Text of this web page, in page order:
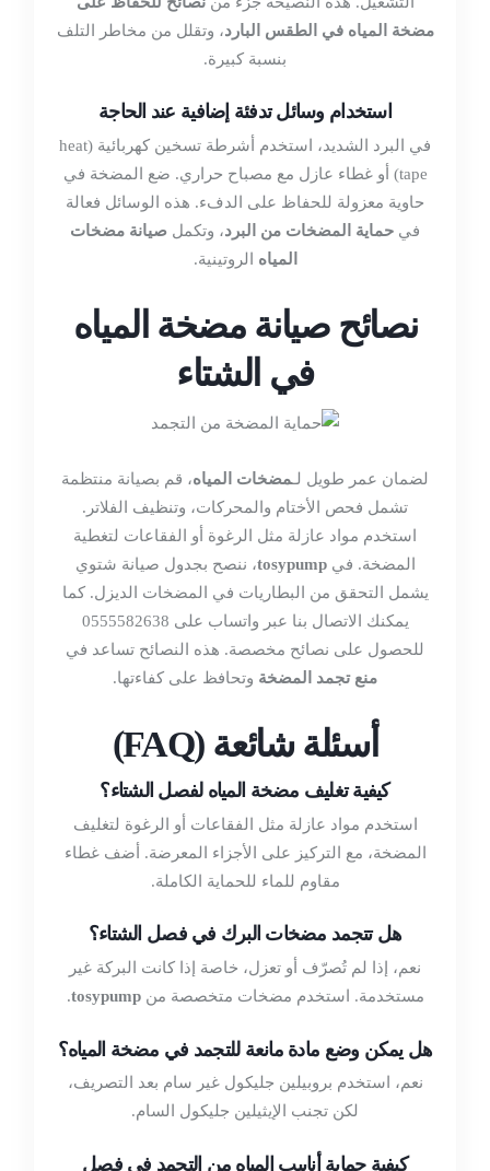
مضخة المياه في الطقس البارد، وتقلل من مخاطر التلف
بنسبة كبيرة.
استخدام وسائل تدفئة إضافية عند الحاجة
في البرد الشديد، استخدم أشرطة تسخين كهربائية (heat
tape) أو غطاء عازل مع مصباح حراري. ضع المضخة في
حاوية معزولة للحفاظ على الدفء. هذه الوسائل فعالة
في حماية المضخات من البرد، وتكمل صيانة مضخات
المياه الروتينية.
نصائح صيانة مضخة المياه
في الشتاء
لضمان عمر طويل لـمضخات المياه، قم بصيانة منتظمة
تشمل فحص الأختام والمحركات، وتنظيف الفلاتر.
استخدم مواد عازلة مثل الرغوة أو الفقاعات لتغطية
المضخة. فيtosypump، ننصح بجدول صيانة شتوي
يشمل التحقق من البطاريات في المضخات الديزل. كما
يمكنك الاتصال بنا عبر واتساب على 0555582638
للحصول على نصائح مخصصة. هذه النصائح تساعد في
منع تجمد المضخة وتحافظ على كفاءتها.
أسئلة شائعة (FAQ)
كيفية تغليف مضخة المياه لفصل الشتاء؟
استخدم مواد عازلة مثل الفقاعات أو الرغوة لتغليف
المضخة، مع التركيز على الأجزاء المعرضة. أضف غطاء
مقاوم للماء للحماية الكاملة.
هل تتجمد مضخات البرك في فصل الشتاء؟
نعم، إذا لم تُصرّف أو تعزل، خاصة إذا كانت البركة غير
مستخدمة. استخدم مضخات متخصصة منtosypump
.
هل يمكن وضع مادة مانعة للتجمد في مضخة المياه؟
نعم، استخدم بروبيلين جليكول غير سام بعد التصريف،
لكن تجنب الإيثيلين جليكول السام.
كيفية حماية أنابيب المياه من التجمد في فصل